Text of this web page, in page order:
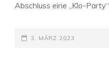
Abschluss eine „Klo-
POSTED-
3. MÄRZ 2023